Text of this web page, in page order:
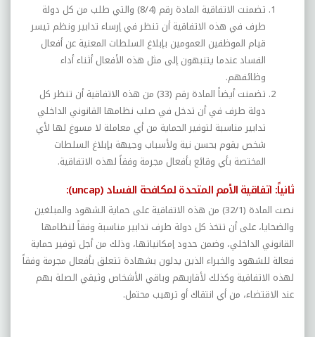
تضمنت الاتفاقية المادة رقم (8/4) والتي طلب من كل دولة
طرف في هذه الاتفاقية أن تنظر في إرساء تدابير ونظم تيسر
قيام الموظفين العمومين بإبلاغ السلطات المعنية عن أفعال
الفساد عندما يتنبهون إلى مثل هذه الأفعال أثناء أداء
وظائفهم.
تضمنت أيضاً المادة رقم (33) من هذه الاتفاقية أن تنظر كل
دولة طرف في أن تدخل في صلب نظامها القانوني الداخلي
تدابير مناسبة لتوفير الحماية من أي معاملة لا مسوغ لها لأي
شخص يقوم بحسن نية ولأسباب وجيهة بإبلاغ السلطات
المختصة بأي وقائع بأفعال مجرمة وفقاً لهذه الاتفاقية.
ثانياً: اتفاقية الأمم المتحدة لمكافحة الفساد (uncap
):
نصت المادة (32/1) من هذه الاتفاقية على حماية الشهود والمبلغين
والضحايا، على أن تتخذ كل دولة طرف تدابير مناسبة وفقاً لنظامها
القانوني الداخلي، وضمن حدود إمكانياتها، وذلك من أجل توفير حماية
فعالة للشهود والخبراء الذين يدلون بشهادة تتعلق بأفعال مجرمة وفقاً
لهذه الاتفاقية وكذلك لأقاربهم وباقي الأشخاص وثيقي الصلة بهم
عند الاقتضاء، من أي انتقاك أو ترهيب محتمل.